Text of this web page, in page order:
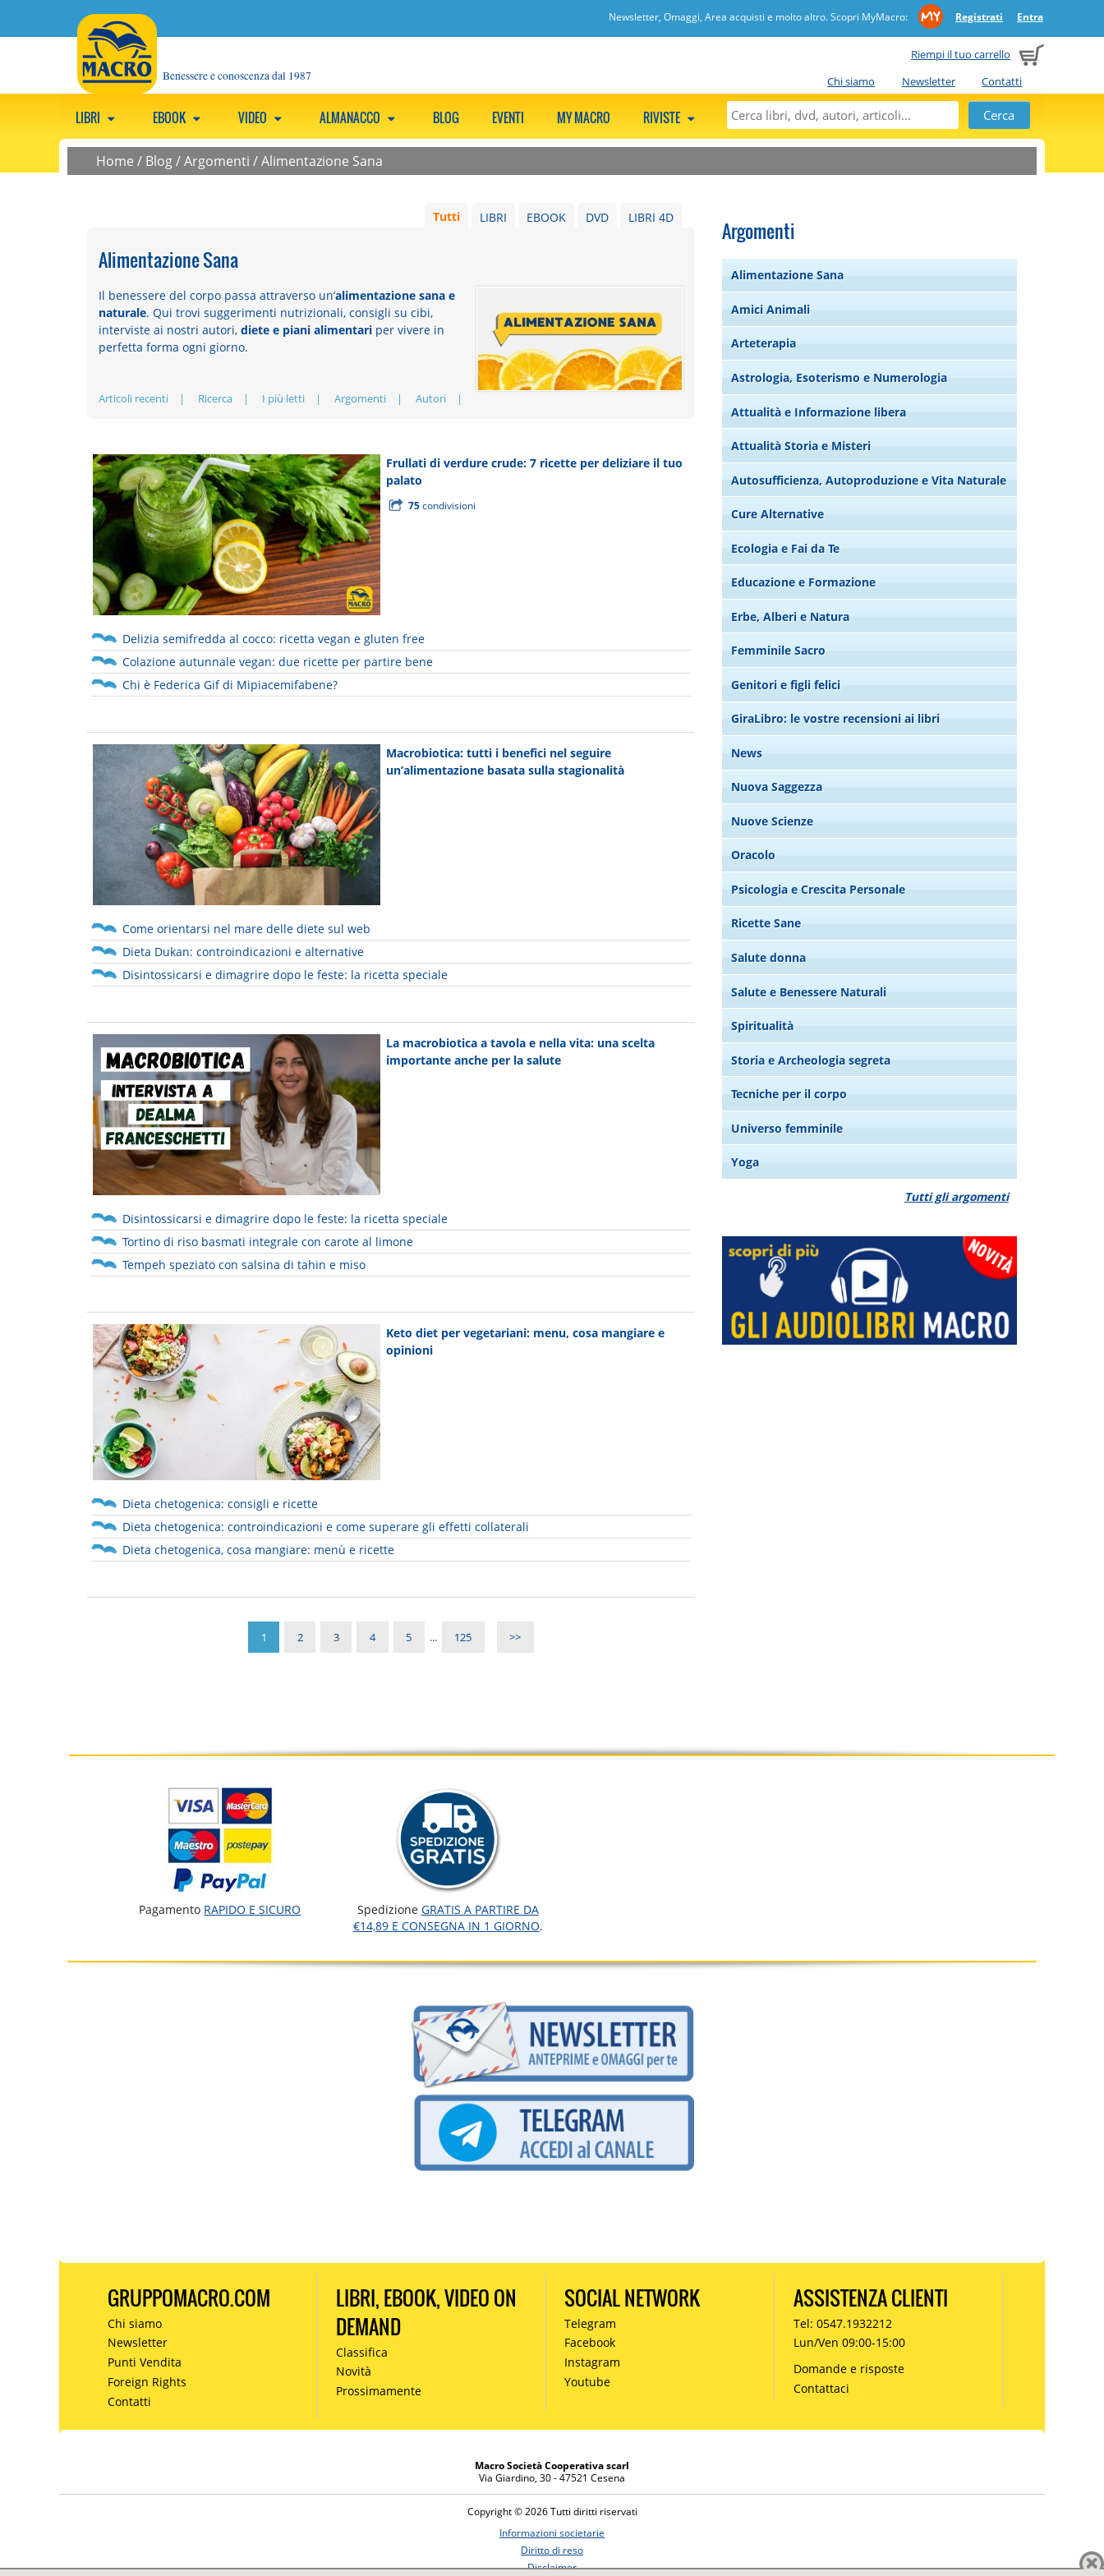
Newsletter, Omaggi, Area acquisti e molto altro. Scopri MyMacro: Registrati Entra
Riempi il tuo carrello
Chi siamo
Newsletter Contatti
Benessere e conoscenza dal 1987
LIBRI EBOOK VIDEO ALMANACCO BLOG EVENTI MY MACRO RIVISTE
Home / Blog/Argomenti /Alimentazione Sana
LIBRI 4D
DVD
EBOOK
LIBRI
Tutti
Alimentazione Sana
Il benessere del corpo passa attraverso un’alimentazione sana e
naturale. Qui trovi suggerimenti nutrizionali, consigli su cibi,
interviste ai nostri autori,diete e piani alimentari per vivere in
perfetta forma ogni giorno.
Articoli recenti Ricerca I più letti Argomenti Autori
Frullati di verdure crude: 7 ricette per deliziare il tuo
palato
75condivisioni
Delizia semifredda al cocco: ricetta vegan e gluten free
Colazione autunnale vegan: due ricette per partire bene
Chi è Federica Gif di Mipiacemifabene?
Macrobiotica: tutti i benefici nel seguire
un’alimentazione basata sulla stagionalità
Come orientarsi nel mare delle diete sul web
Dieta Dukan: controindicazioni e alternative
Disintossicarsi e dimagrire dopo le feste: la ricetta speciale
La macrobiotica a tavola e nella vita: una scelta
importante anche per la salute
Disintossicarsi e dimagrire dopo le feste: la ricetta speciale
Tortino di riso basmati integrale con carote al limone
Tempeh speziato con salsina di tahin e miso
Keto diet per vegetariani: menu, cosa mangiare e
opinioni
Dieta chetogenica: consigli e ricette
Dieta chetogenica: controindicazioni e come superare gli effetti collaterali
Dieta chetogenica, cosa mangiare: menù e ricette
1 2 3 4 5 ... 125 >>
Argomenti
Alimentazione Sana
Amici Animali
Arteterapia
Astrologia, Esoterismo e Numerologia
Attualità e Informazione libera
Attualità Storia e Misteri
Autosufficienza, Autoproduzione e Vita Naturale
Cure Alternative
Ecologia e Fai da Te
Educazione e Formazione
Erbe, Alberi e Natura
Femminile Sacro
Genitori e figli felici
GiraLibro: le vostre recensioni ai libri
News
Nuova Saggezza
Nuove Scienze
Oracolo
Psicologia e Crescita Personale
Ricette Sane
Salute donna
Salute e Benessere Naturali
Spiritualità
Storia e Archeologia segreta
Tecniche per il corpo
Universo femminile
Yoga
Tutti gli argomenti
Pagamento RAPIDO E SICURO Spedizione GRATIS A PARTIRE DA
€14,89 E CONSEGNA IN 1 GIORNO.
GRUPPOMACRO.COM
Chi siamo
Newsletter
Punti Vendita
Foreign Rights
Contatti
LIBRI, EBOOK, VIDEO ON
DEMAND
Classifica
Novità
Prossimamente
SOCIAL NETWORK
Telegram
Facebook
Instagram
Youtube
ASSISTENZA CLIENTI
Tel: 0547.1932212
Lun/Ven 09:00-15:00
Domande e risposte
Contattaci
Macro Società Cooperativa scarl
Via Giardino, 30 - 47521 Cesena
Copyright © 2026 Tutti diritti riservati
Informazioni societarie
Diritto di reso
Disclaimer